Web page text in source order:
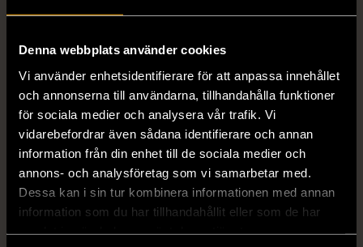
Denna webbplats använder cookies
Vi använder enhetsidentifierare för att anpassa innehållet
och annonserna till användarna, tillhandahålla funktioner
för sociala medier och analysera vår trafik. Vi
vidarebefordrar även sådana identifierare och annan
information från din enhet till de sociala medier och
annons- och analysföretag som vi samarbetar med.
Dessa kan i sin tur kombinera informationen med annan
information som du har tillhandahållit eller som de har
1/5
H&M
H&M - Leopardmönstrad
volangklänning
XS (32-34) Nytt skick
99 kr
H&M
H&M - Plisserad midikjol
med resårmidja -
Salviagrön
M (38-40) Gott skick
129 kr